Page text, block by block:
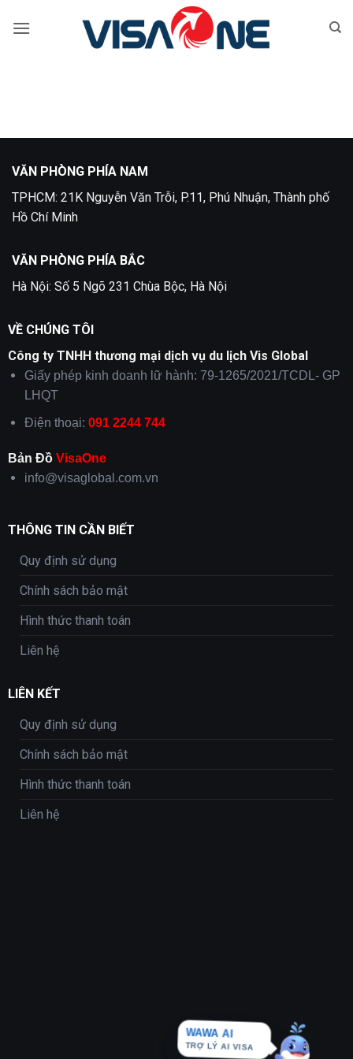
WAWA AI
TRỢ LÝ AI VISA
qua
VĂN PHÒNG PHÍA NAM
TPHCM: 21K Nguyễn Văn Trỗi, P.11, Phú Nhuận, Thành phố
Hồ Chí Minh
VĂN PHÒNG PHÍA BẮC
Hà Nội: Số 5 Ngõ 231 Chùa Bộc, Hà Nội
VỀ CHÚNG TÔI
Công ty TNHH thương mại dịch vụ du lịch Vis Global
Giấy phép kinh doanh lữ hành: 79-1265/2021/TCDL- GP
LHQT
Điện thoại: 091 2244 744
Bản Đồ VisaOne
info@visaglobal.com.vn
THÔNG TIN CẦN BIẾT
Quy định sử dụng
Chính sách bảo mật
Hình thức thanh toán
Liên hệ
LIÊN KẾT
Quy định sử dụng
Chính sách bảo mật
Hình thức thanh toán
Liên hệ